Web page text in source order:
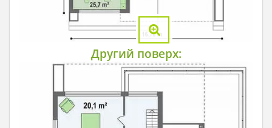
Другий поверх: